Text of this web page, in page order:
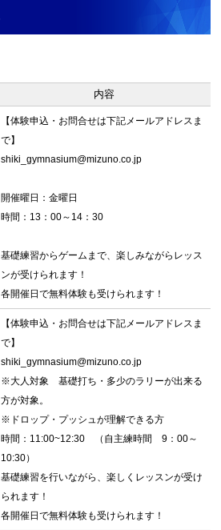
内容
【体験申込・お問合せは下記メールアドレスま
で】
shiki_gymnasium@mizuno.co.jp
開催曜日：金曜日
時間：13：00～14：30
基礎練習からゲームまで、楽しみながらレッス
ンが受けられます！
各開催日で無料体験も受けられます！
【体験申込・お問合せは下記メールアドレスま
で】
shiki_gymnasium@mizuno.co.jp
※大人対象 基礎打ち・多少のラリーが出来る
方が対象。
※ドロップ・プッシュが理解できる方
時間：11:00~12:30 （自主練時間 9：00～
10:30）
基礎練習を行いながら、楽しくレッスンが受け
られます！
各開催日で無料体験も受けられます！